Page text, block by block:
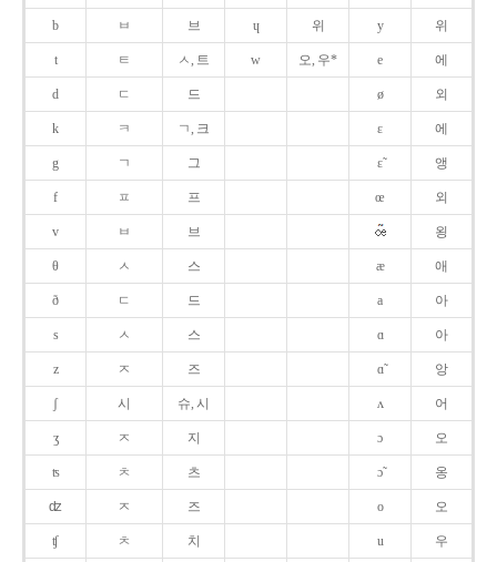
b ㅂ 브 ɥ 위 y 위
t ㅌ ㅅ, 트 w 오, 우* e 에
d ㄷ 드 ø 외
k ㅋ ㄱ, 크 ɛ 에
g ㄱ 그 ɛ̃ 앵
f ㅍ 프 œ 외
v ㅂ 브 욍
θ ㅅ 스 æ 애
ð ㄷ 드 a 아
s ㅅ 스 ɑ 아
z ㅈ 즈 ɑ̃ 앙
ʃ 시 슈, 시 ʌ 어
ʒ ㅈ 지 ɔ 오
ʦ ㅊ 츠 ɔ̃ 옹
ʣ ㅈ 즈 o 오
ʧ ㅊ 치 u 우